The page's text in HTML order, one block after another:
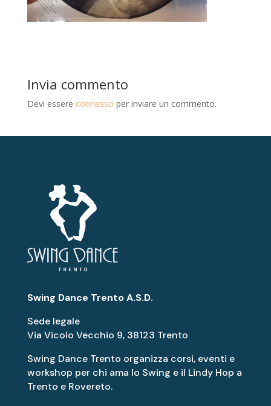
Invia commento
Devi essere connesso per inviare un commento.
Swing Dance Trento A.S.D.
Sede legale
Via Vicolo Vecchio 9, 38123 Trento
Swing Dance Trento organizza corsi, eventi e
workshop per chi ama lo Swing e il Lindy Hop a
Trento e Rovereto.